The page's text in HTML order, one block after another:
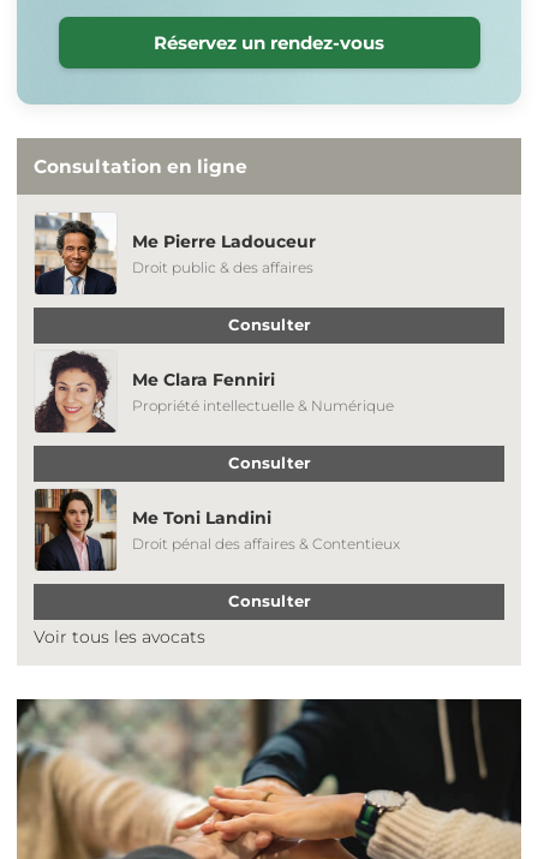
Réservez un rendez-vous
Consultation en ligne
Me Pierre Ladouceur
Droit public & des affaires
Consulter
Me Clara Fenniri
Propriété intellectuelle & Numérique
Consulter
Me Toni Landini
Droit pénal des affaires & Contentieux
Consulter
Voir tous les avocats